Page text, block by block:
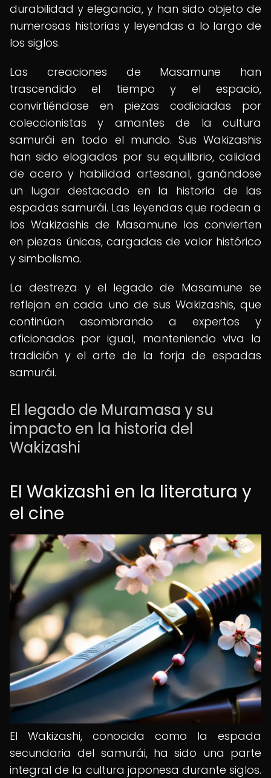
durabilidad y elegancia, y han sido objeto de
numerosas historias y leyendas a lo largo de
los siglos.
Las creaciones de Masamune han
trascendido el tiempo y el espacio,
convirtiéndose en piezas codiciadas por
coleccionistas y amantes de la cultura
samurái en todo el mundo. Sus Wakizashis
han sido elogiados por su equilibrio, calidad
de acero y habilidad artesanal, ganándose
un lugar destacado en la historia de las
espadas samurái. Las leyendas que rodean a
los Wakizashis de Masamune los convierten
en piezas únicas, cargadas de valor histórico
y simbolismo.
La destreza y el legado de Masamune se
reflejan en cada uno de sus Wakizashis, que
continúan asombrando a expertos y
aficionados por igual, manteniendo viva la
tradición y el arte de la forja de espadas
samurái.
El legado de Muramasa y su
impacto en la historia del
Wakizashi
El Wakizashi en la literatura y
el cine
El Wakizashi, conocida como la espada
secundaria del samurái, ha sido una parte
integral de la cultura japonesa durante siglos.